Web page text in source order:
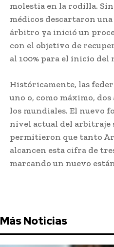
molestia en la rodilla.
médicos descartaron
árbitro ya inició un
con el objetivo de
al 100% para el inicio
Históricamente, las
uno o, como máximo,
los mundiales. El nuevo
nivel actual del arbitraje
permitieron que tanto
alcancen esta cifra de
marcando un nuevo
Más Noticias